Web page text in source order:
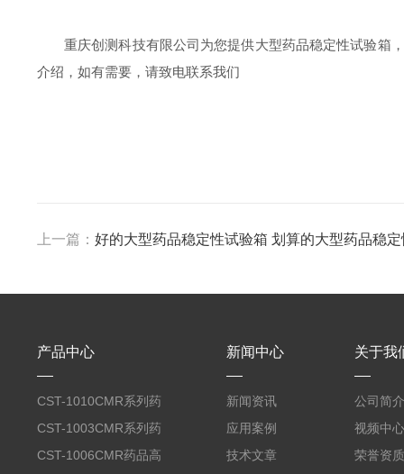
重庆创测科技有限公司为您提供大型药品稳定性试验箱
介绍，如有需要，请致电联系我们
上一篇： 好的大型药品稳定性试验箱 划算的大型药品稳
产品中心
CST-1010CMR系列药
品高温试验箱
CST-1003CMR系列药
品高温试验箱
CST-1006CMR药品高
新闻中心
新闻资讯
应用案例
技术文章
关于我
公司简介
视频中心
荣誉资质